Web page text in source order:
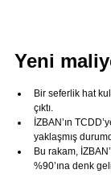
Yeni
Bir seferlik hat
çıktı.
İZBAN’ın
yaklaşmış
Bu rakam,
%90’ına denk